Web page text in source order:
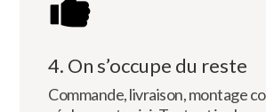
4. On s’occupe du reste
Commande, livraison, montage